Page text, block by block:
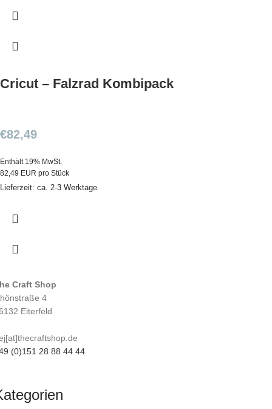
Cricut – Falzrad Kombipack
€82,49
Enthält 19% MwSt.
82,49 EUR pro Stück
Lieferzeit: ca. 2-3 Werktage
Craft Shop
4
Eiterfeld
(0)151 28 88 44 44